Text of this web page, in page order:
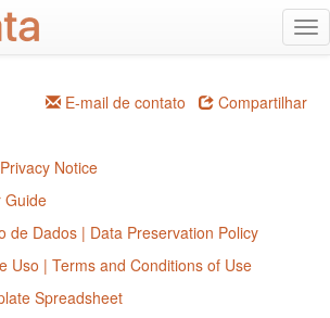
E-mail de contato Compartilhar
Notice
Guide
de Dados | Data Preservation Policy
Uso | Terms and Conditions of Use
Spreadsheet